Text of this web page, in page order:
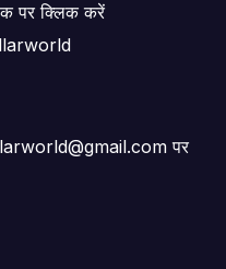
पर क्लिक करें
पर